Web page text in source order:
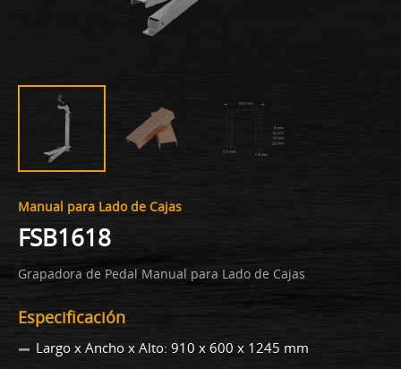
Manual para Lado de Cajas
FSB1618
Grapadora de Pedal Manual para Lado de Cajas
Especificación
Largo x Ancho x Alto: 910 x 600 x 1245 mm